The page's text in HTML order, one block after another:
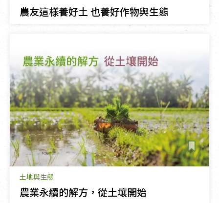
農友這樣養好土 也養好作物與生態
土地與生態
農業永續的解方，從土壤開始